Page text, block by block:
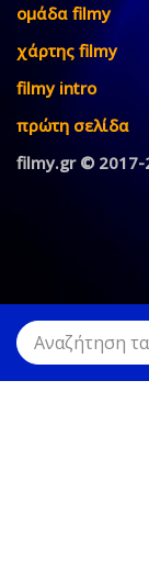
ομάδα filmy
χάρτης filmy
filmy intro
πρώτη σελίδα
filmy.gr ©